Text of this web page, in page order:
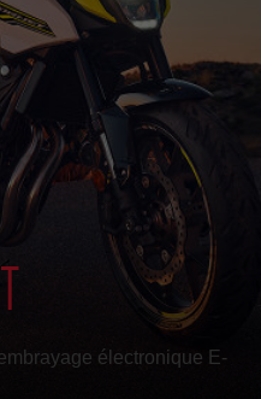
électronique E-